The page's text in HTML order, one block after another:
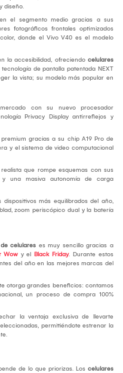
diseño.
el segmento medio gracias a sus
fotográficos frontales optimizados
donde el Vivo V40 es el modelo
la accesibilidad, ofreciendo celulares
de pantalla patentada NEXT
la vista; su modelo más popular en
con su nuevo procesador
Privacy Display antirreflejos y
gracias a su chip A19 Pro de
y el sistema de video computacional
que rompe esquemas con sus
una masiva autonomía de carga
más equilibrados del año,
zoom periscópico dual y la batería
celulares es muy sencillo gracias a
Wow y el Black Friday. Durante estos
del año en las mejores marcas del
otorga grandes beneficios: contamos
un proceso de compra 100%
la ventaja exclusiva de llevarte
permitiéndote estrenar la
de lo que priorizas. Los celulares